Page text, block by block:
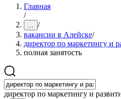
Главная
/
... /
вакансии в Алейске/
директор по маркетингу и
полная занятость
директор по маркетингу и